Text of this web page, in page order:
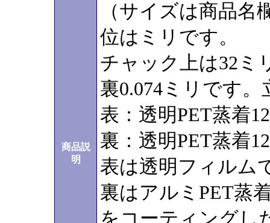
商品説
明
（サイズは商品
位はミリです。
チャック上は32ミ
裏0.074ミリです
表：透明PET蒸着
裏：透明PET蒸着
表は透明フィルム
裏はアルミPET蒸
をコーティングし